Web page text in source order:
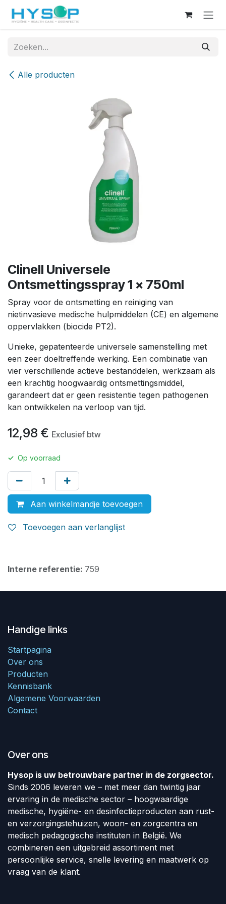
Overslaan naar inhoud
Alle producten
Clinell Universele
Ontsmettingsspray 1 x 750ml
Spray voor de ontsmetting en reiniging van
nietinvasieve medische hulpmiddelen (CE) en algemene
oppervlakken (biocide PT2).
Unieke, gepatenteerde universele samenstelling met
een zeer doeltreffende werking. Een combinatie van
vier verschillende actieve bestanddelen, werkzaam als
een krachtig hoogwaardig ontsmettingsmiddel,
garandeert dat er geen resistentie tegen pathogenen
kan ontwikkelen na verloop van tijd.
12,98 € Exclusief btw
✓ Op voorraad
Aan winkelmandje toevoegen
Toevoegen aan verlanglijst
Interne referentie: 759
Handige links
Startpagina
Over ons
Producten
Kennisbank
Algemene Voorwaarden
Contact
Over ons
Hysop is uw betrouwbare partner in de zorgsector.
Sinds 2006 leveren we – met meer dan twintig jaar
ervaring in de medische sector – hoogwaardige
medische, hygiëne- en desinfectieproducten aan rust-
en verzorgingstehuizen, woon- en zorgcentra en
medisch pedagogische instituten in België. We
combineren een uitgebreid assortiment met
persoonlijke service, snelle levering en maatwerk op
vraag van de klant.